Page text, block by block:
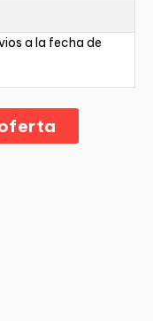
a la fecha de